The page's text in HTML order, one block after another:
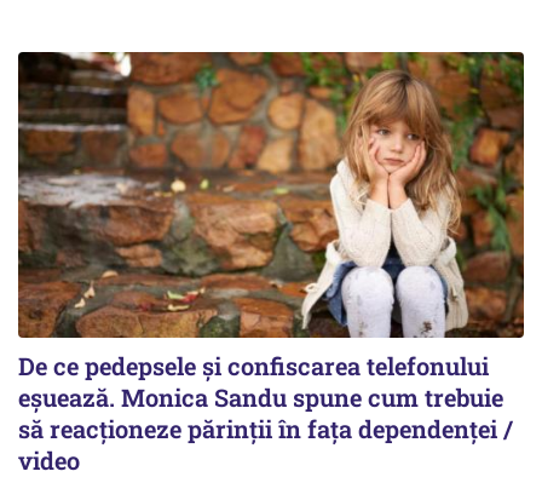
De ce pedepsele și confiscarea telefonului
eșuează. Monica Sandu spune cum trebuie
să reacționeze părinții în fața dependenței /
video